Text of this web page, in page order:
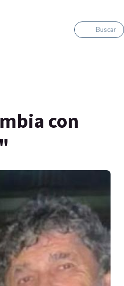
Buscar
con